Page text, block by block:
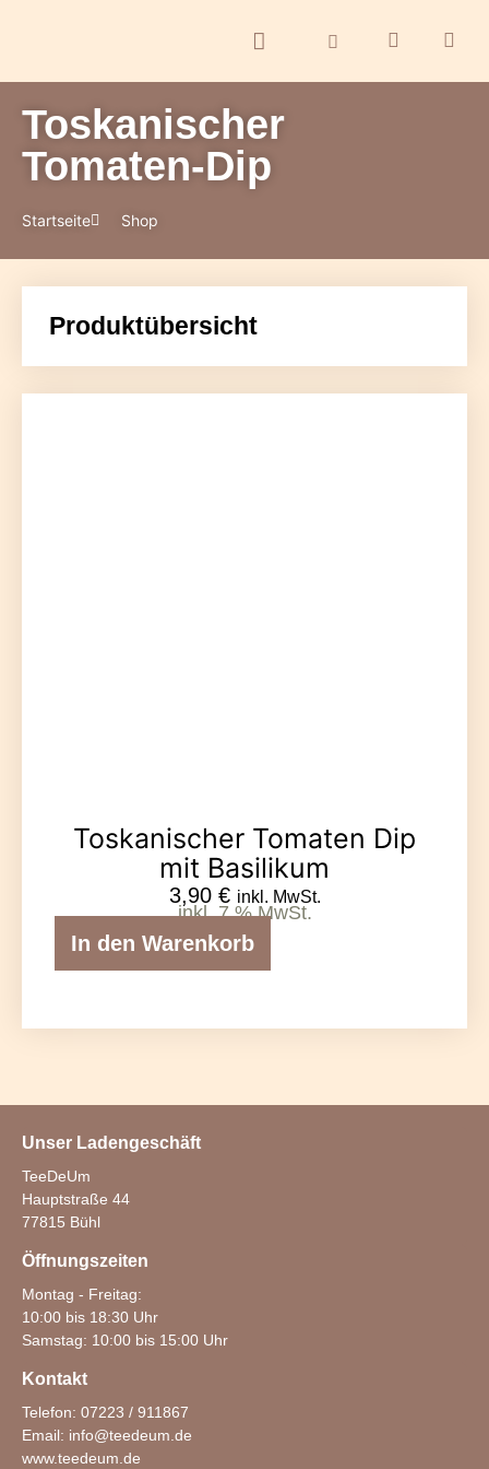
Toskanischer
Tomaten-Dip
Startseite Shop
Produktübersicht
Toskanischer Tomaten Dip
mit Basilikum
3,90 € inkl. MwSt.
inkl. 7 % MwSt.
In den Warenkorb
Unser Ladengeschäft
TeeDeUm
Hauptstraße 44
77815 Bühl
Öffnungszeiten
Montag - Freitag:
10:00 bis 18:30 Uhr
Samstag: 10:00 bis 15:00 Uhr
Kontakt
Telefon: 07223 / 911867
Email: info@teedeum.de
www.teedeum.de